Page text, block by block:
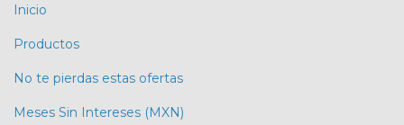
Inicio
Productos
No te pierdas estas ofertas
Meses Sin Intereses (MXN)